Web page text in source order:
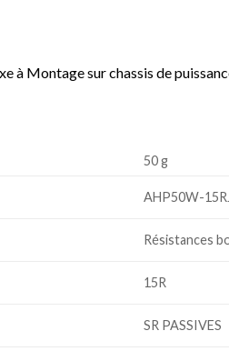
à Montage sur chassis de
50 g
AHP50W-
Résistances
15R
SR PASSIVES